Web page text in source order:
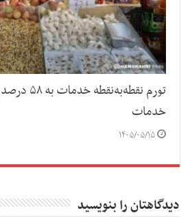
تورم
خدمات
۱۴۰۵/۰۵/۱۵
دیدگاهتان را بنویسید